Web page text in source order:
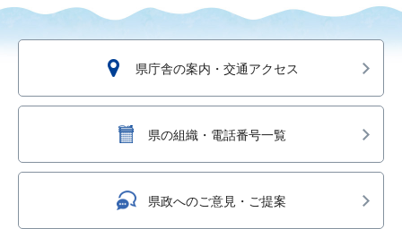
県庁舎の案内・交通アクセス
県の組織・電話番号一覧
県政へのご意見・ご提案